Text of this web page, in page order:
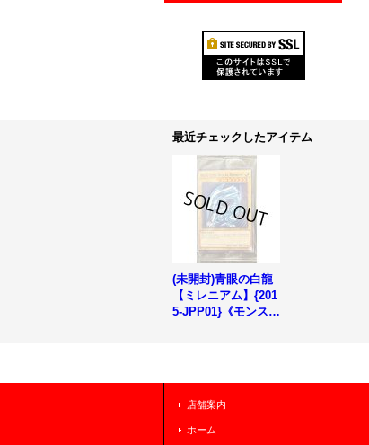
最近チェックしたアイテム
(未開封)青眼の白龍
【ミレニアム】{201
5-JPP01}《モンスタ
店舗案内
ホーム